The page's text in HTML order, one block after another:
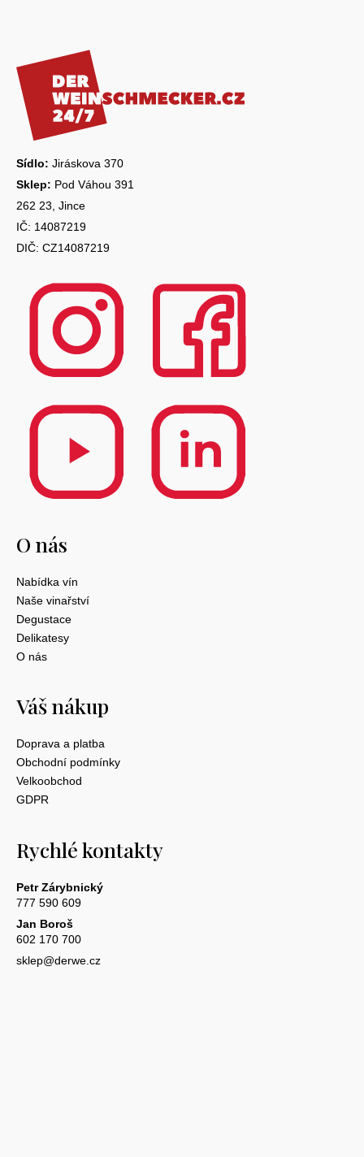
Sídlo: Jiráskova 370
Sklep: Pod Váhou 391
262 23, Jince
IČ: 14087219
DIČ: CZ14087219
O nás
Nabídka vín
Naše vinařství
Degustace
Delikatesy
O nás
Váš nákup
Doprava a platba
Obchodní podmínky
Velkoobchod
GDPR
Rychlé kontakty
Petr Zárybnický
777 590 609
Jan Boroš
602 170 700
sklep@derwe.cz